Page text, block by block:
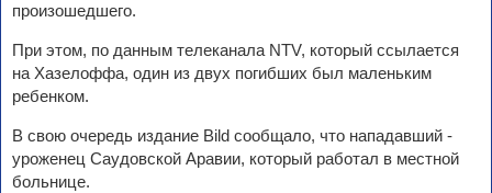
произошедшего.
При этом, по данным телеканала NTV, который ссылается
на Хазелоффа, один из двух погибших был маленьким
ребенком.
В свою очередь издание Bild сообщало, что нападавший -
уроженец Саудовской Аравии, который работал в местной
больнице.